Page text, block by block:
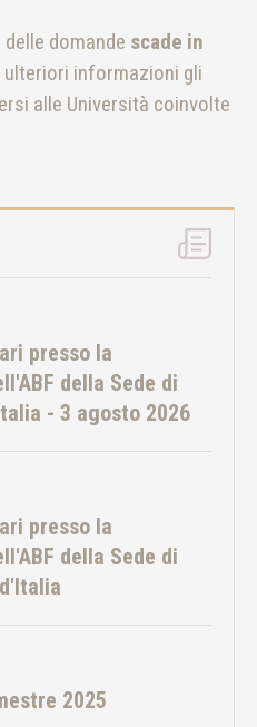
domande scade in
ulteriori informazioni gli
alle Università coinvolte
presso la
della Sede di
- 3 agosto 2026
presso la
della Sede di
2025